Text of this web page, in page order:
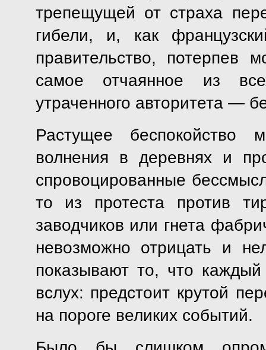
трепещущей от страха
гибели, и, как
правительство, потерпев
самое отчаянное из
утраченного авторитета —
Растущее
волнения в деревнях и
спровоцированные
то из протеста против
заводчиков или гнета
невозможно отрицать и
показывают то, что
вслух: предстоит крутой
на пороге великих событий.